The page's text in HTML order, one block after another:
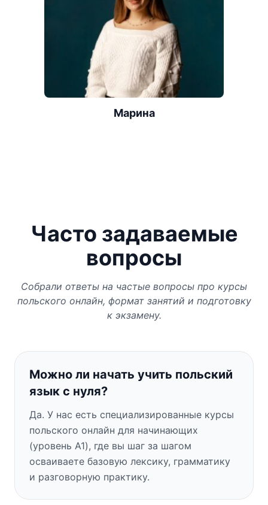
Марина
Часто задаваемые
вопросы
Собрали ответы на частые вопросы про курсы
польского онлайн, формат занятий и подготовку
к экзамену.
Можно ли начать учить польский
язык с нуля?
Да. У нас есть специализированные курсы
польского онлайн для начинающих
(уровень A1), где вы шаг за шагом
осваиваете базовую лексику, грамматику
и разговорную практику.